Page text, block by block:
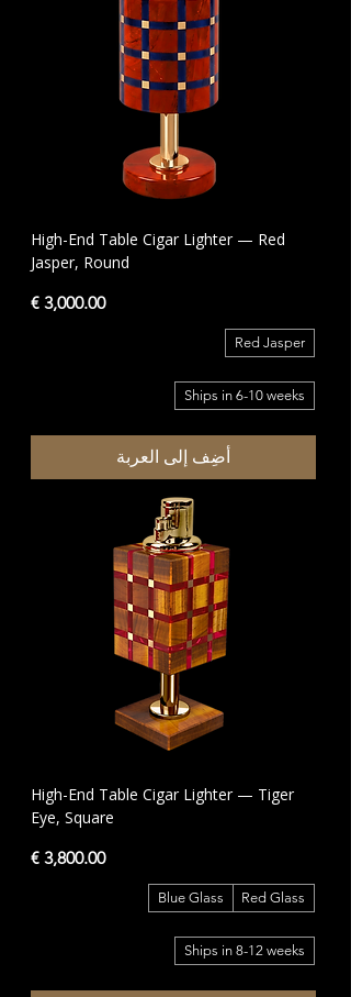
High-End Table Cigar Lighter — Red
Jasper, Round
السعر
Red Jasper
Ships in 6-10 weeks
أضِف إلى العربة
High-End Table Cigar Lighter — Tiger
Eye, Square
السعر
Red Glass
Blue Glass
Ships in 8-12 weeks